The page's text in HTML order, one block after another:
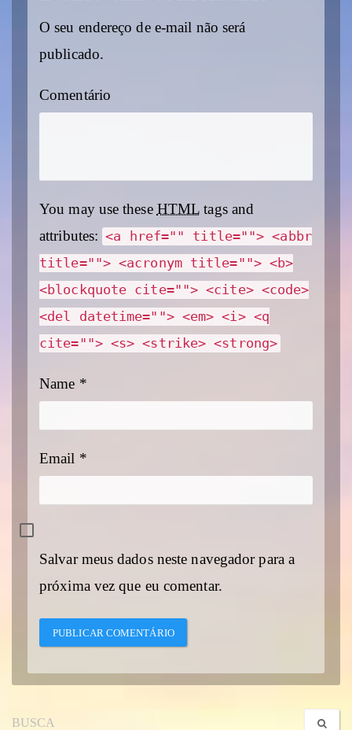
O seu endereço de e-mail não será
publicado.
Comentário
You may use these HTML tags and
attributes: <a href="" title=""> <abbr
title=""> <acronym title=""> <b>
<blockquote cite=""> <cite> <code>
<del datetime=""> <em> <i> <q
cite=""> <s> <strike> <strong>
Name *
Email *
Salvar meus dados neste navegador para a
próxima vez que eu comentar.